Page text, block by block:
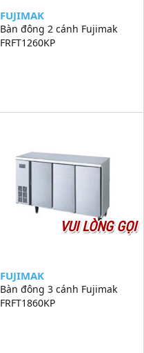
FUJIMAK
Bàn đông 2 cánh Fujimak
FRFT1260KP
VUI LÒNG GỌI
FUJIMAK
Bàn đông 3 cánh Fujimak
FRFT1860KP